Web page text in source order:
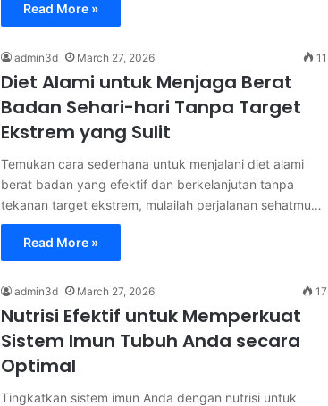
Read More »
admin3d March 27, 2026 11
Diet Alami untuk Menjaga Berat
Badan Sehari-hari Tanpa Target
Ekstrem yang Sulit
Temukan cara sederhana untuk menjalani diet alami
berat badan yang efektif dan berkelanjutan tanpa
tekanan target ekstrem, mulailah perjalanan sehatmu…
Read More »
admin3d March 27, 2026 17
Nutrisi Efektif untuk Memperkuat
Sistem Imun Tubuh Anda secara
Optimal
Tingkatkan sistem imun Anda dengan nutrisi untuk